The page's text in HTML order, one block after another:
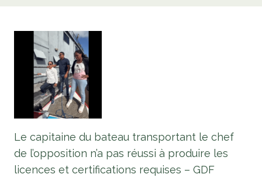
Le capitaine du bateau transportant le chef
de l’opposition n’a pas réussi à produire les
licences et certifications requises – GDF